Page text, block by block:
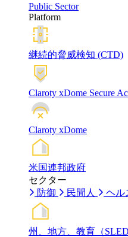
Public Sector
Platform
継続的脅威検知 (CTD)
Claroty xDome Secure
Claroty xDome
米国連邦政府
セクター
防御
民間人 ヘル
州、地方、教育（SLED